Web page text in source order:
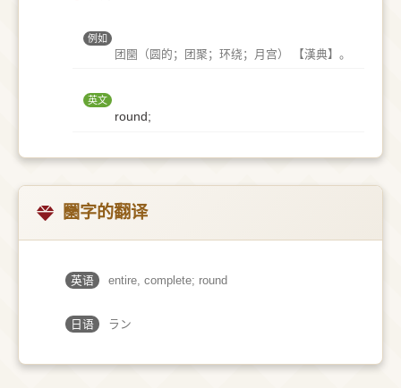
例如
团圞（圆的；团聚；环绕；月宫） 【漢典】。
英文
round;
圞字的翻译
英语 entire, complete; round
日语 ラン